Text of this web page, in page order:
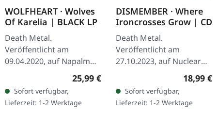
WOLFHEART · Wolves
Of Karelia | BLACK LP
Death Metal.
Veröffentlicht am
09.04.2020, auf Napalm
Records. Schwarzes Vinyl.
Wolfheart liefern mit
„Wolves Of Karelia" ein
vernichtendes…
Regulärer Preis:
25,99 €
Sofort verfügbar,
Lieferzeit: 1-2 Werktage
DISMEMBER · Where
Ironcrosses Grow | CD
Death Metal.
Veröffentlicht am
27.10.2023, auf Nuclear
Blast Records. Jewelcase
CD. Die schwedischen
Death Metal-Legenden
Dismember kehren mit…
18,99 €
Sofort verfügbar,
Lieferzeit: 1-2 Werktage